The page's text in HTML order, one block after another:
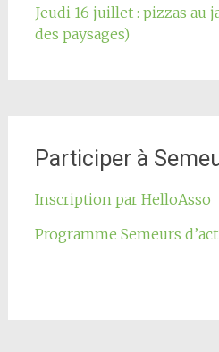
Jeudi 16 juillet : pizzas au
des paysages)
Participer à
Inscription par HelloAsso
Programme Semeurs